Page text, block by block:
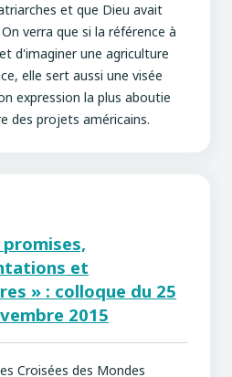
et que Dieu avait
verra que si la référence à
d'imaginer une agriculture
elle sert aussi une visée
expression la plus aboutie
des projets américains.
et
» : colloque du 25
2015
Croisées des Mondes